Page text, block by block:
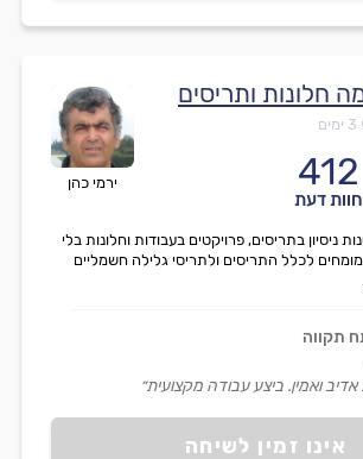
ירמי כהן
חלונות ותריסים
412
חוות דעת
אינו זמין לשיחה
למעלה מ-40 שנות ניסיון בתריסים, פרויקטים בעבודות וחלונות בלי
לכלל התריסים ולתריסי גלילה חשמליים
תקווה
אדיב ואמין. ביצע עבודה מקצועית״